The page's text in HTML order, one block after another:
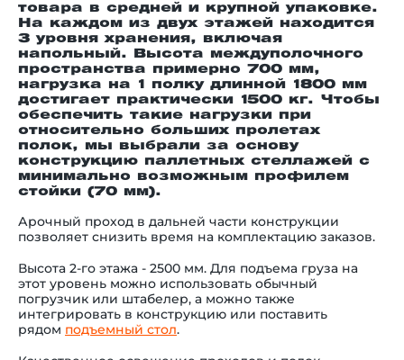
товара в средней и крупной упаковке.
На каждом из двух этажей находится
3 уровня хранения, включая
напольный. Высота междуполочного
пространства примерно 700 мм,
нагрузка на 1 полку длинной 1800 мм
достигает практически 1500 кг. Чтобы
обеспечить такие нагрузки при
относительно больших пролетах
полок, мы выбрали за основу
конструкцию паллетных стеллажей с
минимально возможным профилем
стойки (70 мм).
Арочный проход в дальней части конструкции
позволяет снизить время на комплектацию заказов.
Высота 2-го этажа - 2500 мм. Для подъема груза на
этот уровень можно использовать обычный
погрузчик или штабелер, а можно также
интегрировать в конструкцию или поставить
рядом подъемный стол.